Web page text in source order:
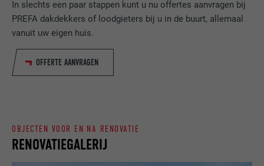
In slechts een paar stappen kunt u nu offertes aanvragen bij
PREFA dakdekkers of loodgieters bij u in de buurt, allemaal
vanuit uw eigen huis.
OFFERTE AANVRAGEN
RENOVATIEGALERIJ
OBJECTEN VOOR EN NA RENOVATIE
website door de bezoeker.
NAAM _gaexp
AANBIEDER Google Optimize
DOEL
Wordt bij wijze van test geplaatst om te
controleren of de browser het plaatsen
van cookies toestaat. Bevat geen
DOEL
Slaat de door de gebruiker geselecteerde
VERVALTIJD Sessie
Ingesteld door LinkedIn wanneer een